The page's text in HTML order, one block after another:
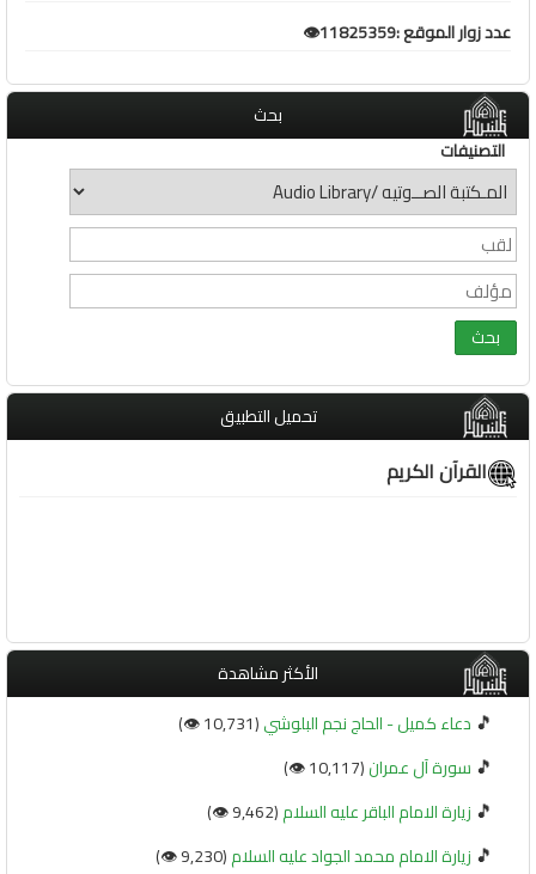
عدد زوار الموقع :11825359👁️
بحث
التصنيفات
تحميل التطبيق
القرآن الكريم
الأكثر مشاهدة
🎵 دعاء كميل - الحاج نجم البلوشي(10,731 👁️)
🎵 سورة آل عمران(10,117 👁️)
🎵 زيارة الامام الباقر عليه السلام(9,462 👁️)
🎵 زيارة الامام محمد الجواد عليه السلام(9,230 👁️)